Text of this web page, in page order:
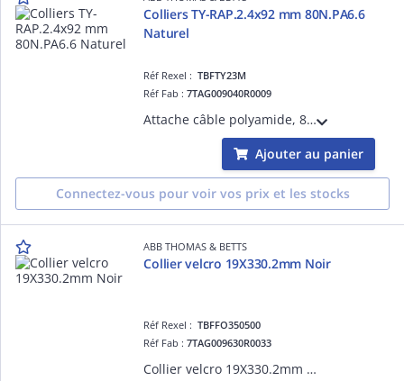
Colliers TY-RAP.2.4x92 mm 80N.PA6.6
Naturel
Réf Rexel :TBFTY23M
Réf Fab :7TAG009040R0009
Attache câble polyamide, 85°C max, normes UL/EN/CSA62275 2/21 intérieur, AH-2 plénum, 91,95 mm (L) x 2,29 mm (l) x 0,75 mm (ép.), résistance : 80 N (18 lb), MIL-SPEC MS3367-4-9, emballage multiple.
Ajouter au panier
Connectez-vous pour voir vos prix et les stocks
ABB THOMAS & BETTS
Collier velcro 19X330.2mm Noir
Réf Rexel :TBFFO350500
Réf Fab :7TAG009630R0033
Collier velcro 19X330.2mm Noir